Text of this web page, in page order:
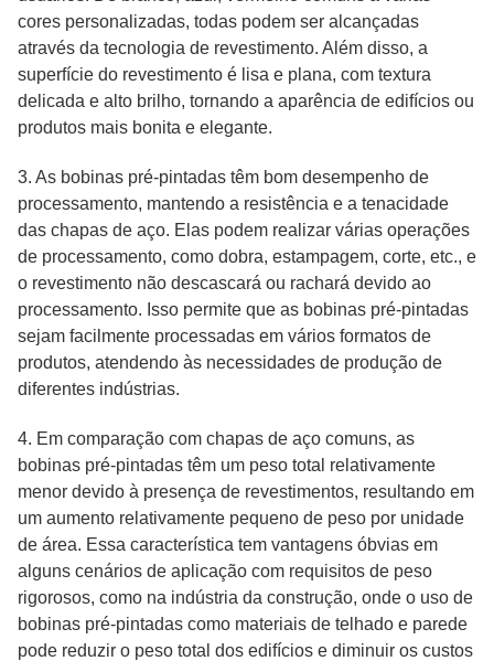
cores personalizadas, todas podem ser alcançadas
através da tecnologia de revestimento. Além disso, a
superfície do revestimento é lisa e plana, com textura
delicada e alto brilho, tornando a aparência de edifícios ou
produtos mais bonita e elegante.
3. As bobinas pré-pintadas têm bom desempenho de
processamento, mantendo a resistência e a tenacidade
das chapas de aço. Elas podem realizar várias operações
de processamento, como dobra, estampagem, corte, etc., e
o revestimento não descascará ou rachará devido ao
processamento. Isso permite que as bobinas pré-pintadas
sejam facilmente processadas em vários formatos de
produtos, atendendo às necessidades de produção de
diferentes indústrias.
4. Em comparação com chapas de aço comuns, as
bobinas pré-pintadas têm um peso total relativamente
menor devido à presença de revestimentos, resultando em
um aumento relativamente pequeno de peso por unidade
de área. Essa característica tem vantagens óbvias em
alguns cenários de aplicação com requisitos de peso
rigorosos, como na indústria da construção, onde o uso de
bobinas pré-pintadas como materiais de telhado e parede
pode reduzir o peso total dos edifícios e diminuir os custos